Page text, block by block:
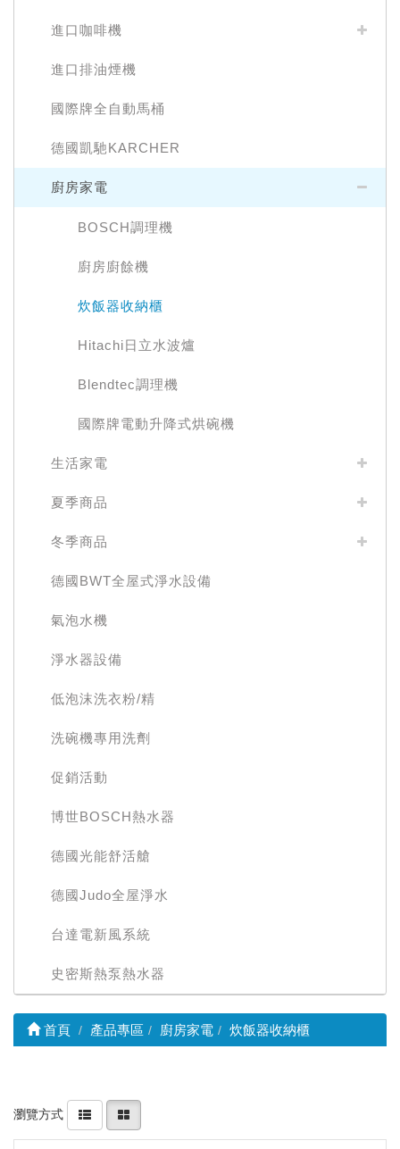
進口咖啡機
進口排油煙機
國際牌全自動馬桶
德國凱馳KARCHER
廚房家電
BOSCH調理機
廚房廚餘機
炊飯器收納櫃
Hitachi日立水波爐
Blendtec調理機
國際牌電動升降式烘碗機
生活家電
夏季商品
冬季商品
德國BWT全屋式淨水設備
氣泡水機
淨水器設備
低泡沫洗衣粉/精
洗碗機專用洗劑
促銷活動
博世BOSCH熱水器
德國光能舒活艙
德國Judo全屋淨水
台達電新風系統
史密斯熱泵熱水器
首頁 產品專區 廚房家電 炊飯器收納櫃
瀏覽方式